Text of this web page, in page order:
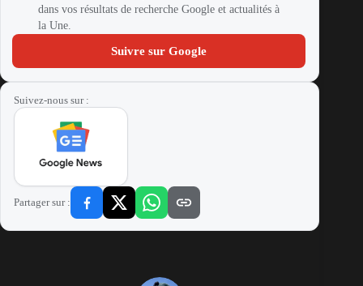
dans vos résultats de recherche Google et actualités à
la Une.
Suivre sur Google
Suivez-nous sur :
Partager sur :